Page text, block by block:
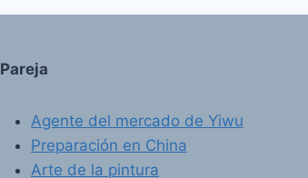
Pareja
Agente del mercado de Yiwu
Preparación en China
Arte de la pintura